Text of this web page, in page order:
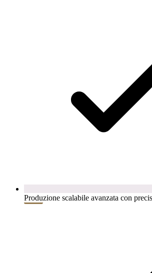
Produzione scalabile avanzata con